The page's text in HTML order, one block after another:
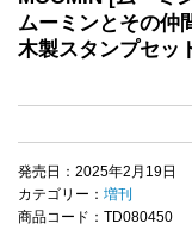
ムーミンとその仲
木製スタンプセッ
発売日：2025年2月19日
カテゴリー： 増刊
商品コード：TD080450